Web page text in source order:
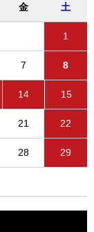
金 土
1
7 8
14 15
21 22
28 29